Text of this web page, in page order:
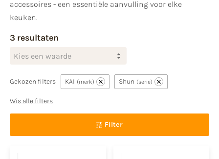
accessoires - een essentiële aanvulling voor elke
keuken.
3 resultaten
Kies een waarde
Gekozen filters KAI merk Shun serie
Wis alle filters
Filter